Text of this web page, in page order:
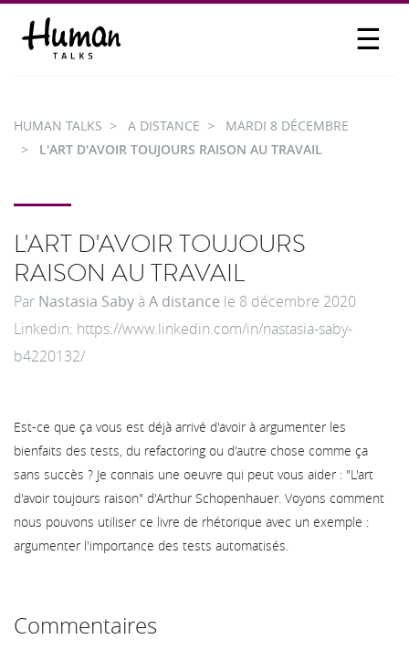
☰
PARTICIPER
HUMAN TALKS A DISTANCE
MARDI 8 DÉCEMBRE
L'ART D'AVOIR TOUJOURS RAISON AU TRAVAIL
L'ART D'AVOIR TOUJOURS
RAISON AU TRAVAIL
Par Nastasia Saby à A distance le 8 décembre 2020
Linkedin: https://www.linkedin.com/in/nastasia-saby-
b4220132/
Est-ce que ça vous est déjà arrivé d'avoir à argumenter les
bienfaits des tests, du refactoring ou d'autre chose comme ça
sans succès ? Je connais une oeuvre qui peut vous aider : "L'art
d'avoir toujours raison" d'Arthur Schopenhauer. Voyons comment
nous pouvons utiliser ce livre de rhétorique avec un exemple :
argumenter l'importance des tests automatisés.
Commentaires